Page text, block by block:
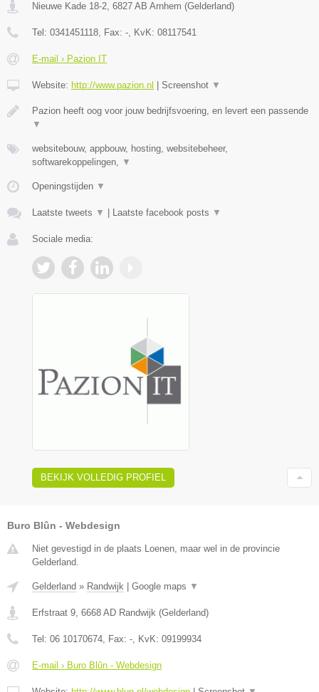
Nieuwe Kade 18-2, 6827 AB Arnhem (Gelderland)
Tel: 0341451118, Fax: -, KvK: 08117541
E-mail › Pazion IT
Website: http://www.pazion.nl Screenshot ▼
Pazion heeft oog voor jouw bedrijfsvoering, en levert een passende
▼
websitebouw, appbouw, hosting, websitebeheer,
softwarekoppelingen, ▼
Openingstijden ▼
Laatste tweets ▼ Laatste facebook posts ▼
Sociale media:
BEKIJK VOLLEDIG PROFIEL
Buro Blûn - Webdesign
Niet gevestigd in de plaats Loenen, maar wel in de provincie
Gelderland.
Gelderland » Randwijk Google maps ▼
Erfstraat 9, 6668 AD Randwijk (Gelderland)
Tel: 06 10170674, Fax: -, KvK: 09199934
E-mail › Buro Blûn - Webdesign